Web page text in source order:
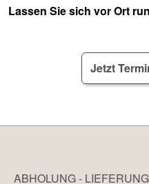
Lassen Sie sich vor Ort
Jetzt
ABHOLUNG -